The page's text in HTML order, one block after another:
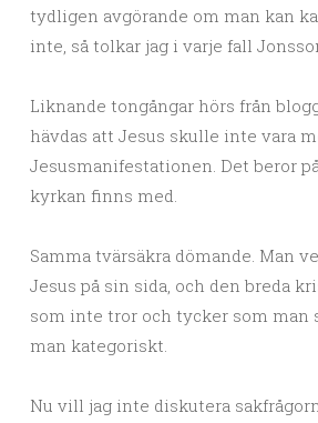
tydligen avgörande om man kan
inte, så tolkar jag i varje fall
Liknande tongångar hörs från
hävdas att Jesus skulle inte vara
Jesusmanifestationen. Det beror
kyrkan finns med.
Samma tvärsäkra dömande. Man
Jesus på sin sida, och den breda
som inte tror och tycker som man
man kategoriskt.
Nu vill jag inte diskutera